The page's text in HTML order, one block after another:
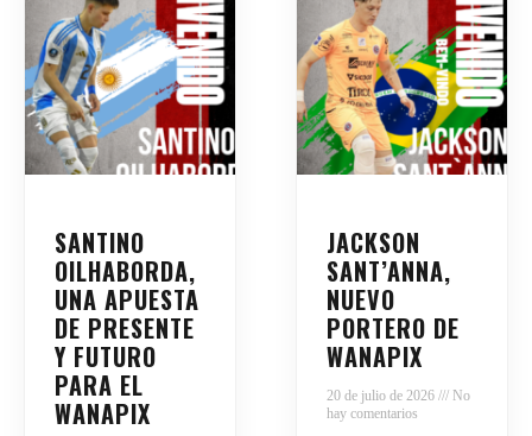
SANTINO
OILHABORDA,
UNA APUESTA
DE PRESENTE
Y FUTURO
PARA EL
WANAPIX
JACKSON
SANT’ANNA,
NUEVO
PORTERO DE
WANAPIX
20 de julio de 2026
No
hay comentarios